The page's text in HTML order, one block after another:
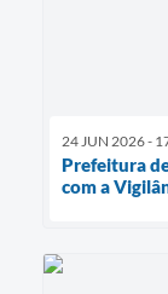
24 JUN 2026 -
Prefeitura
com a